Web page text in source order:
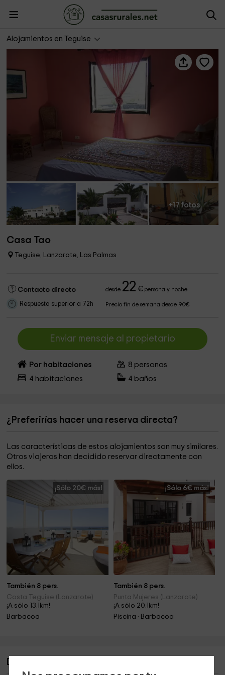
Alojamientos en Teguise
+17 fotos
Casa Tao
Teguise, Lanzarote, Las Palmas
Contacto directo desde 22 €persona y noche
Respuesta superior a 72h Precio fin de semana desde 90€
Enviar mensaje al propietario
Por habitaciones 8 personas
4 habitaciones 4 baños
¿Preferirías hacer una reserva directa?
Las características de estos alojamientos son muy similares.
Otros viajeros han decidido reservar directamente con
ellos.
¡Sólo 20€ más!
También 8 pers.
Costa Teguise (Lanzarote)
¡A sólo 13.1km!
Barbacoa
¡Sólo 6€ más!
También 8 pers.
Punta Mujeres (Lanzarote)
¡A sólo 20.1km!
Piscina · Barbacoa
Descripción de Casa Tao